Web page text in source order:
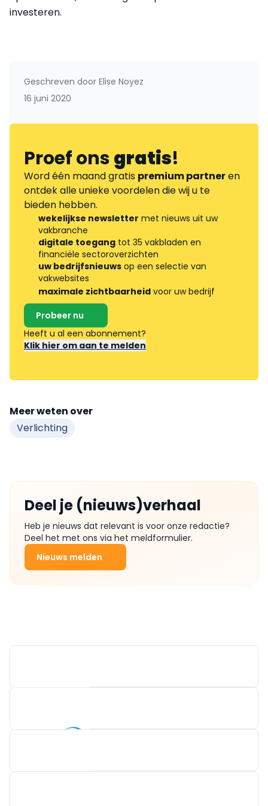
investeren.
Geschreven door Elise Noyez
16 juni 2020
Proef onsgratis!
Word één maand gratis premium partneren
ontdek alle unieke voordelen die wij u te
bieden hebben.
wekelijkse newsletter met nieuws uit uw
vakbranche
digitale toegang tot 35 vakbladen en
financiële sectoroverzichten
uw bedrijfsnieuws op een selectie van
vakwebsites
maximale zichtbaarheid voor uw bedrijf
Probeer nu
Heeft u al een abonnement?
Klik hier om aan te melden
Meer weten over
Verlichting
Deel je (nieuws)verhaal
Heb je nieuws dat relevant is voor onze redactie?
Deel het met ons via het meldformulier.
Nieuws melden